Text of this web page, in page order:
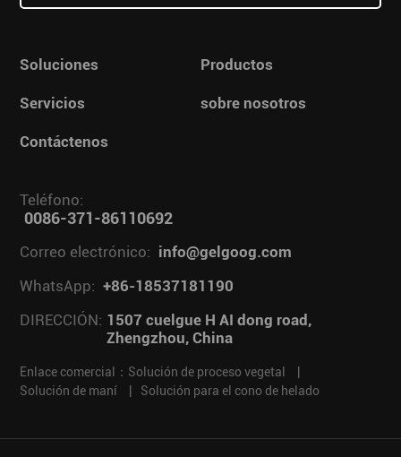
Soluciones Productos
Servicios sobre nosotros
Contáctenos
Teléfono:
0086-371-86110692
Correo electrónico: info@gelgoog.com
WhatsApp: +86-18537181190
DIRECCIÓN: 1507 cuelgue H AI dong road,
Zhengzhou, China
Enlace comercial： Solución de proceso vegetal
Solución de maní
Solución para el cono de helado